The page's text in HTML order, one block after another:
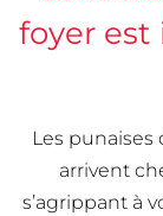
foyer est
Les punaises
arrivent
s’agrippant à